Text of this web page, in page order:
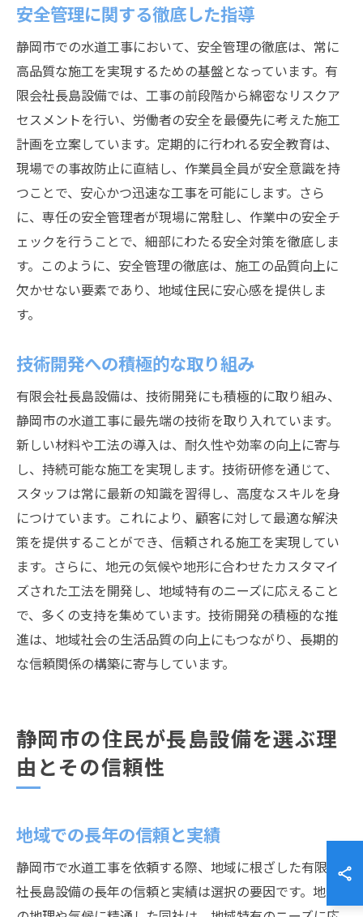
安全管理に関する徹底した指導
静岡市での水道工事において、安全管理の徹底は、常に
高品質な施工を実現するための基盤となっています。有
限会社長島設備では、工事の前段階から綿密なリスクア
セスメントを行い、労働者の安全を最優先に考えた施工
計画を立案しています。定期的に行われる安全教育は、
現場での事故防止に直結し、作業員全員が安全意識を持
つことで、安心かつ迅速な工事を可能にします。さら
に、専任の安全管理者が現場に常駐し、作業中の安全チ
ェックを行うことで、細部にわたる安全対策を徹底しま
す。このように、安全管理の徹底は、施工の品質向上に
欠かせない要素であり、地域住民に安心感を提供しま
す。
技術開発への積極的な取り組み
有限会社長島設備は、技術開発にも積極的に取り組み、
静岡市の水道工事に最先端の技術を取り入れています。
新しい材料や工法の導入は、耐久性や効率の向上に寄与
し、持続可能な施工を実現します。技術研修を通じて、
スタッフは常に最新の知識を習得し、高度なスキルを身
につけています。これにより、顧客に対して最適な解決
策を提供することができ、信頼される施工を実現してい
ます。さらに、地元の気候や地形に合わせたカスタマイ
ズされた工法を開発し、地域特有のニーズに応えること
で、多くの支持を集めています。技術開発の積極的な推
進は、地域社会の生活品質の向上にもつながり、長期的
な信頼関係の構築に寄与しています。
静岡市の住民が長島設備を選ぶ理
由とその信頼性
地域での長年の信頼と実績
静岡市で水道工事を依頼する際、地域に根ざした有限会
社長島設備の長年の信頼と実績は選択の要因です。地元